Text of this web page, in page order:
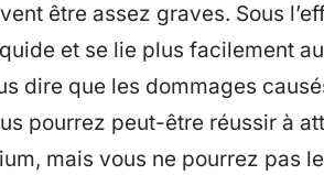
être assez graves. Sous
et se lie plus facilement
dire que les dommages
pourrez peut-être réussir à
mais vous ne pourrez pas